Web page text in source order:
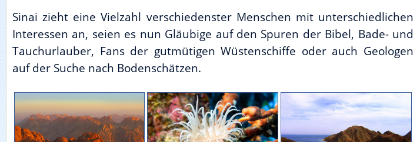
Sinai zieht eine Vielzahl verschiedenster Menschen mit unterschiedlichen
Interessen an, seien es nun Gläubige auf den Spuren der Bibel, Bade- und
Tauchurlauber, Fans der gutmütigen Wüstenschiffe oder auch Geologen
auf der Suche nach Bodenschätzen.